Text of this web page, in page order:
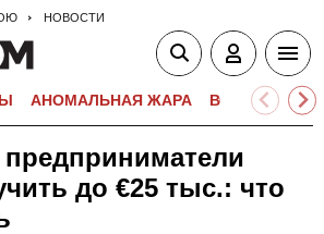
НОВОСТИ
АНОМАЛЬНАЯ ЖАРА
предприниматели
до €25 тыс.: что